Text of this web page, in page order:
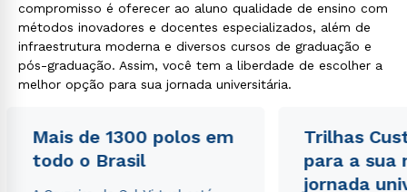
compromisso é oferecer ao aluno qualidade de ensino com
métodos inovadores e docentes especializados, além de
infraestrutura moderna e diversos cursos de graduação e
pós-graduação. Assim, você tem a liberdade de escolher a
melhor opção para sua jornada universitária.
Mais de 1300 polos em
todo o Brasil
Trilhas
para a sua
jornada
Estou de acordo com aPolítica de Privacidade.e
autorizo que meus dados sejam utilizados para o